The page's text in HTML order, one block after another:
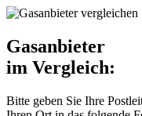
Gasanbieter
im Vergleich:
Bitte geben Sie Ihre